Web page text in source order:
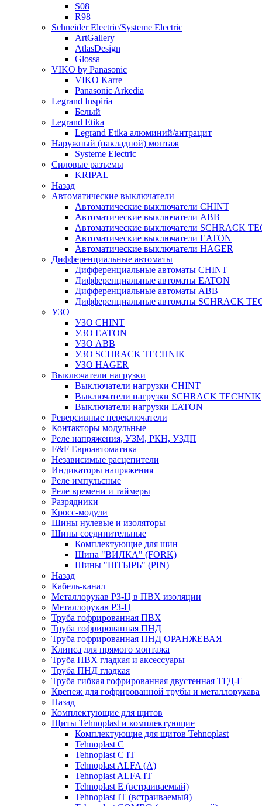
S08
R98
Schneider Electric/Systeme Electric
ArtGallery
AtlasDesign
Glossa
VIKO by Panasonic
VIKO Karre
Panasonic Arkedia
Legrand Inspiria
Белый
Legrand Etika
Legrand Etika алюминий/антрацит
Наружный (накладной) монтаж
Systeme Electric
Силовые разъемы
KRIPAL
Назад
Автоматические выключатели
Автоматические выключатели CHINT
Автоматические выключатели ABB
Автоматические выключатели SCHRACK
Автоматические выключатели EATON
Автоматические выключатели HAGER
Дифференциальные автоматы
Дифференциальные автоматы CHINT
Дифференциальные автоматы EATON
Дифференциальные автоматы ABB
Дифференциальные автоматы SCHRACK
УЗО
УЗО CHINT
УЗО EATON
УЗО ABB
УЗО SCHRACK TECHNIK
УЗО HAGER
Выключатели нагрузки
Выключатели нагрузки CHINT
Выключатели нагрузки SCHRACK TECHNIK
Выключатели нагрузки EATON
Реверсивные переключатели
Контакторы модульные
Реле напряжения, УЗМ, РКН, УЗДП
F&F Евроавтоматика
Независимые расцепители
Индикаторы напряжения
Реле импульсные
Реле времени и таймеры
Разрядники
Кросс-модули
Шины нулевые и изоляторы
Шины соединительные
Комплектующие для шин
Шина "ВИЛКА" (FORK)
Шины "ШТЫРЬ" (PIN)
Назад
Кабель-канал
Металлорукав РЗ-Ц в ПВХ изоляции
Металлорукав РЗ-Ц
Труба гофрированная ПВХ
Труба гофрированная ПНД
Труба гофрированная ПНД ОРАНЖЕВАЯ
Клипса для прямого монтажа
Труба ПВХ гладкая и аксессуары
Труба ПНД гладкая
Труба гибкая гофрированная двустенная ТГД-Г
Крепеж для гофрированной трубы и металлорукава
Назад
Комплектующие для щитов
Щиты Tehnoplast и комплектующие
Комплектующие для щитов Tehnoplast
Tehnoplast C
Tehnoplast C IT
Tehnoplast ALFA (А)
Tehnoplast ALFA IT
Tehnoplast E (встраиваемый)
Tehnoplast IT (встраиваемый)